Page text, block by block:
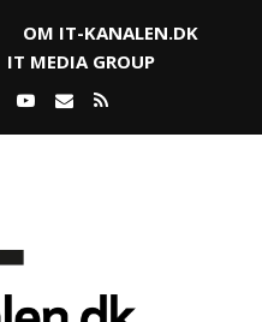
OM IT-KANALEN.DK
IT MEDIA GROUP